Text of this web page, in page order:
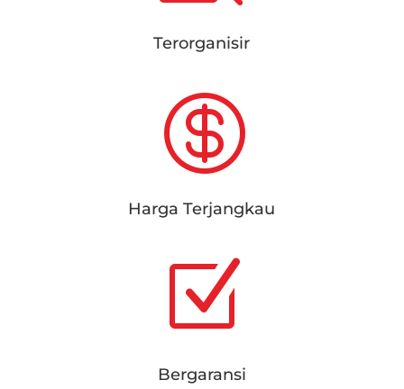
Terorganisir

Harga Terjangkau
Z
Bergaransi